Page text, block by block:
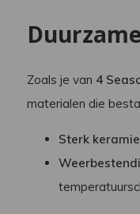
Zoals je van 4
materialen die
Sterk